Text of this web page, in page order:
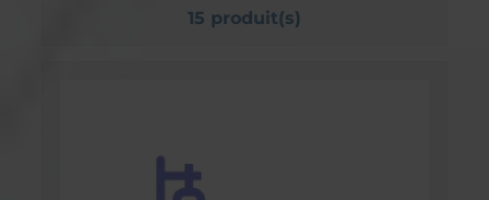
15 produit(s)